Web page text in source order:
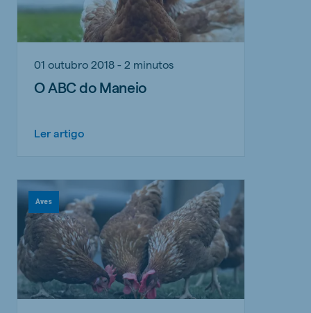
01 outubro 2018 - 2 minutos
O ABC do Maneio
Ler artigo
Aves